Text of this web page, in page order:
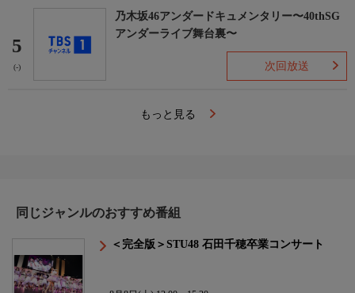
5
(-)
乃木坂46アンダードキュメンタリー〜40thSG
アンダーライブ舞台裏〜
次回放送
もっと見る
同じジャンルのおすすめ番組
＜完全版＞STU48 石田千穂卒業コンサート